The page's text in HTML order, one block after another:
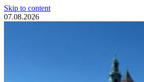
Skip to content
07.08.2026